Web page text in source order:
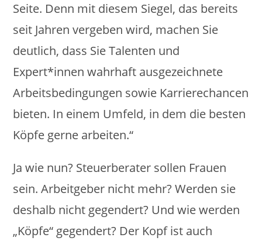
Seite. Denn mit diesem Siegel, das bereits
seit Jahren vergeben wird, machen Sie
deutlich, dass Sie Talenten und
Expert*innen wahrhaft ausgezeichnete
Arbeitsbedingungen sowie Karrierechancen
bieten. In einem Umfeld, in dem die besten
Köpfe gerne arbeiten.“
Ja wie nun? Steuerberater sollen Frauen
sein. Arbeitgeber nicht mehr? Werden sie
deshalb nicht gegendert? Und wie werden
„Köpfe“ gegendert? Der Kopf ist auch